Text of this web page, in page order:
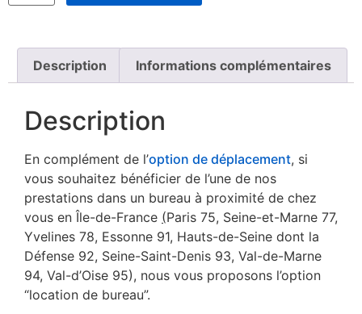
Description Informations complémentaires
Description
En complément de l’option de déplacement, si
vous souhaitez bénéficier de l’une de nos
prestations dans un bureau à proximité de chez
vous en Île-de-France (Paris 75, Seine-et-Marne 77,
Yvelines 78, Essonne 91, Hauts-de-Seine dont la
Défense 92, Seine-Saint-Denis 93, Val-de-Marne
94, Val-d’Oise 95), nous vous proposons l’option
“location de bureau”.